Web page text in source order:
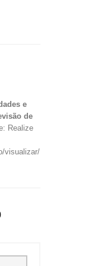
e
de
Realize
19438>.